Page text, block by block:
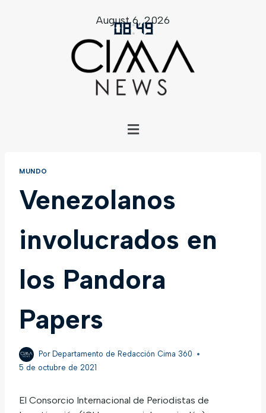
08:49
August 6, 2026
MUNDO
Venezolanos
involucrados en
los Pandora
Papers
Por Departamento de Redacción Cima 360
5 de octubre de 2021
El Consorcio Internacional de Periodistas de